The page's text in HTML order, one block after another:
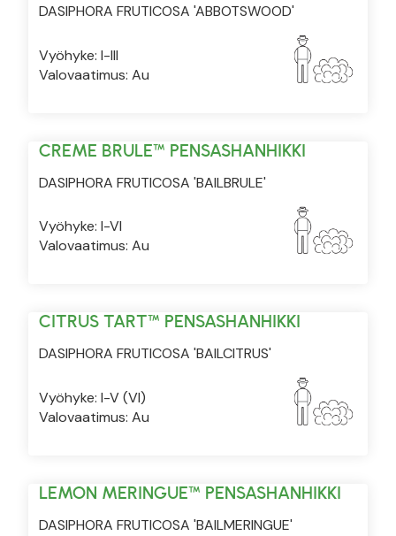
DASIPHORA FRUTICOSA 'ABBOTSWOOD'
Vyöhyke: I-III
Valovaatimus: Au
CREME BRULE™ PENSASHANHIKKI
DASIPHORA FRUTICOSA 'BAILBRULE'
Vyöhyke: I-VI
Valovaatimus: Au
CITRUS TART™ PENSASHANHIKKI
DASIPHORA FRUTICOSA 'BAILCITRUS'
Vyöhyke: I-V (VI)
Valovaatimus: Au
LEMON MERINGUE™ PENSASHANHIKKI
DASIPHORA FRUTICOSA 'BAILMERINGUE'